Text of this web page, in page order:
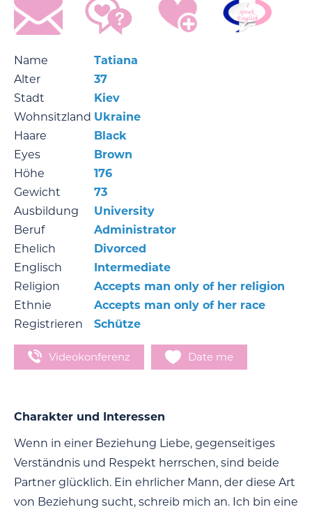
Name
Tatiana
Alter
37
Stadt
Kiev
Wohnsitzland Ukraine
Haare
Black
Eyes
Brown
Höhe
176
Gewicht
73
Ausbildung
University
Beruf
Administrator
Ehelich
Divorced
Englisch
Intermediate
Religion
Accepts man only of her religion
Ethnie
Accepts man only of her race
Registrieren
Schütze
Videokonferenz Date me
Charakter und Interessen
Wenn in einer Beziehung Liebe, gegenseitiges
Verständnis und Respekt herrschen, sind beide
Partner glücklich. Ein ehrlicher Mann, der diese Art
von Beziehung sucht, schreib mich an. Ich bin eine